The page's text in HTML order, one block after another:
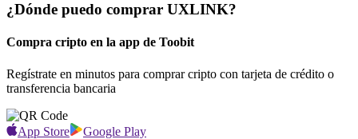
¿Dónde puedo comprar UXLINK?
Compra cripto en la app de Toobit
Regístrate en minutos para comprar cripto con tarjeta de crédito o
transferencia bancaria
App Store Google Play